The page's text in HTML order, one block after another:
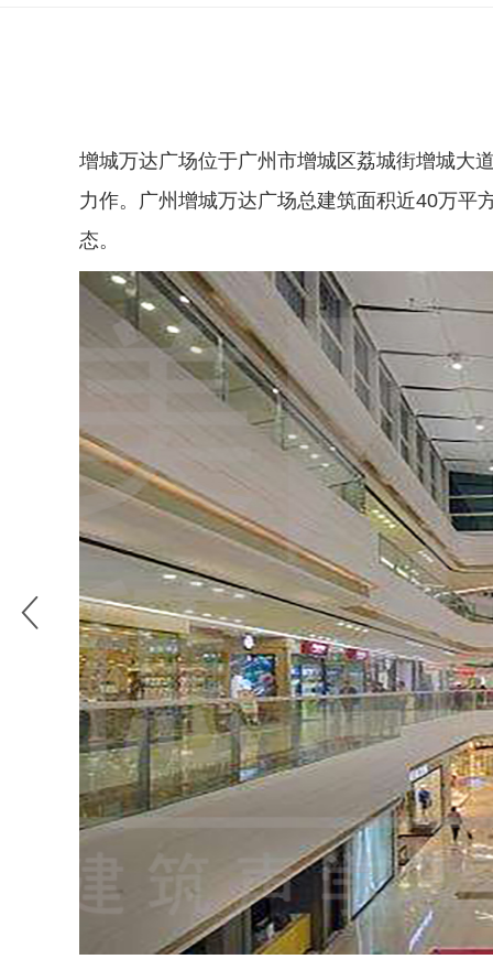
增城万达广场位于广州市增城区荔城街增城大
力作。广州增城万达广场总建筑面积近40万平
态。